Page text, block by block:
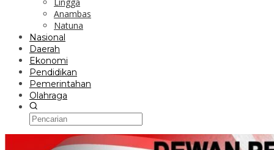
Anambas
Natuna
Nasional
Daerah
Ekonomi
Pendidikan
Pemerintahan
Olahraga